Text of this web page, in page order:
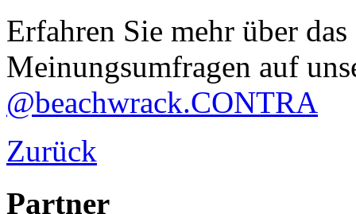
Erfahren Sie mehr über
Meinungsumfragen auf
@beachwrack.CONTRA
Zurück
Partner